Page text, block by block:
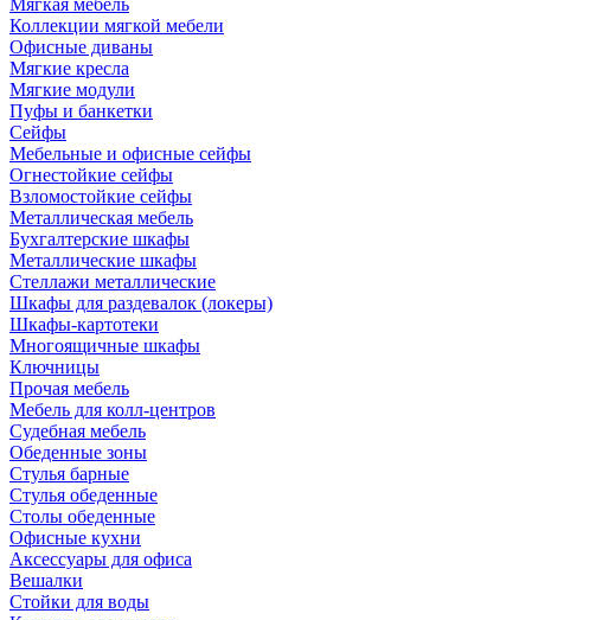
Мягкая мебель
Коллекции мягкой мебели
Офисные диваны
Мягкие кресла
Мягкие модули
Пуфы и банкетки
Сейфы
Мебельные и офисные сейфы
Огнестойкие сейфы
Взломостойкие сейфы
Металлическая мебель
Бухгалтерские шкафы
Металлические шкафы
Стеллажи металлические
Шкафы для раздевалок (локеры)
Шкафы-картотеки
Многоящичные шкафы
Ключницы
Прочая мебель
Мебель для колл-центров
Судебная мебель
Обеденные зоны
Стулья барные
Стулья обеденные
Столы обеденные
Офисные кухни
Аксессуары для офиса
Вешалки
Стойки для воды